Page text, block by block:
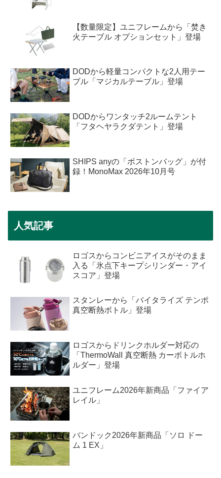
【数量限定】ユニフレームから「焚き
火テーブル オプションセット」登場
DODから軽量コンパクトな2人用テー
ブル「マジカルテーブル」登場
DODからワンタッチ2ルームテント
「フタヘヤラクダテント」登場
SHIPS anyの「ボストンバッグ」が付
録！MonoMax 2026年10月号
人気記事
ロゴスからコンビニアイスがそのまま
入る「氷点下キープシリンダー・アイ
スコア」登場
スタンレーから「バイタライズ テンポ
真空断熱ボトル」登場
ロゴスからドリンクホルダー対応の
「ThermoWall 真空断熱 カーボトルホ
ルダー」登場
ユニフレーム2026年新商品「ファイア
レイル」
バンドック2026年新商品「ソロ ドー
ム 1 EX」